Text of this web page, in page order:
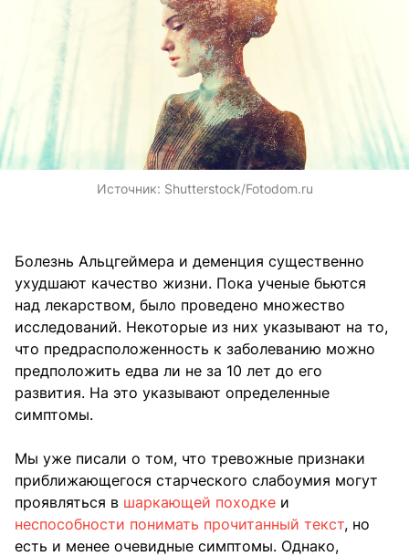
Источник: Shutterstock/Fotodom.ru
Болезнь Альцгеймера и деменция существенно
ухудшают качество жизни. Пока ученые бьются
над лекарством, было проведено множество
исследований. Некоторые из них указывают на то,
что предрасположенность к заболеванию можно
предположить едва ли не за 10 лет до его
развития. На это указывают определенные
симптомы.
Мы уже писали о том, что тревожные признаки
приближающегося старческого слабоумия могут
проявляться в шаркающей походке и
неспособности понимать прочитанный текст, но
есть и менее очевидные симптомы. Однако,